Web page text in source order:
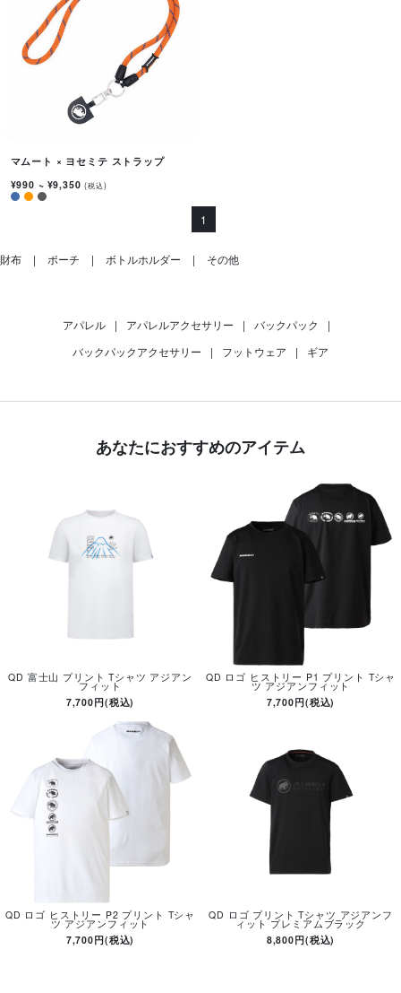
マムート × ヨセミテ ストラップ
¥990 ~ ¥9,350(税込)
1
財布 ポーチ ボトルホルダー その他
アパレル | アパレルアクセサリー | バックパック
|
バックパックアクセサリー
| フットウェア | ギア
あなたにおすすめのアイテム
QD 富士山 プリント Tシャツ アジアン
フィット
7,700円(税込)
QD ロゴ ヒストリー P1 プリント Tシャ
ツ アジアンフィット
7,700円(税込)
QD ロゴ ヒストリー P2 プリント Tシャ
ツ アジアンフィット
7,700円(税込)
QD ロゴ プリント Tシャツ アジアンフ
ィット プレミアムブラック
8,800円(税込)